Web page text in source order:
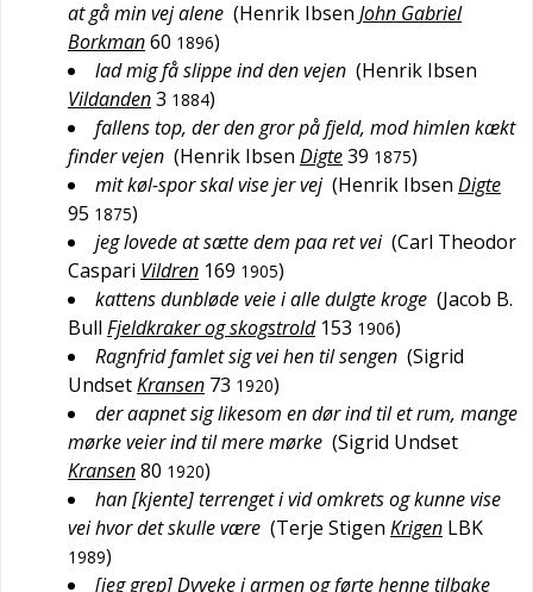
at gå min vej alene (Henrik Ibsen John Gabriel
Borkman60 1896)
lad mig få slippe ind den vejen (Henrik Ibsen
Vildanden3 1884)
fallens top, der den gror på fjeld, mod himlen kækt
finder vejen (Henrik Ibsen Digte39 1875)
mit køl-spor skal vise jer vej (Henrik Ibsen Digte
95 1875)
jeg lovede at sætte dem paa ret vei (Carl Theodor
Caspari Vildren 169 1905)
kattens dunbløde veie i alle dulgte kroge (Jacob B.
Bull Fjeldkraker og skogstrold 153 1906)
Ragnfrid famlet sig vei hen til sengen (Sigrid
UndsetKransen 73 1920)
der aapnet sig likesom en dør ind til et rum, mange
mørke veier ind til mere mørke (Sigrid Undset
Kransen80 1920)
han [kjente] terrenget i vid omkrets og kunne vise
vei hvor det skulle være (Terje Stigen Krigen LBK
1989)
[jeg grep] Dyveke i armen og førte henne tilbake